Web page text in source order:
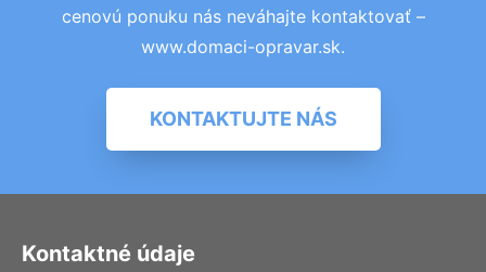
cenovú ponuku nás neváhajte kontaktovať –
www.domaci-opravar.sk.
KONTAKTUJTE NÁS
Kontaktné údaje